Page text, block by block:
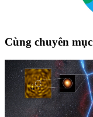
Cùng chuyên mục